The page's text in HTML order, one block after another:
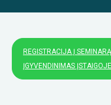
REGISTRACIJA Į
ĮGYVENDINIMAS